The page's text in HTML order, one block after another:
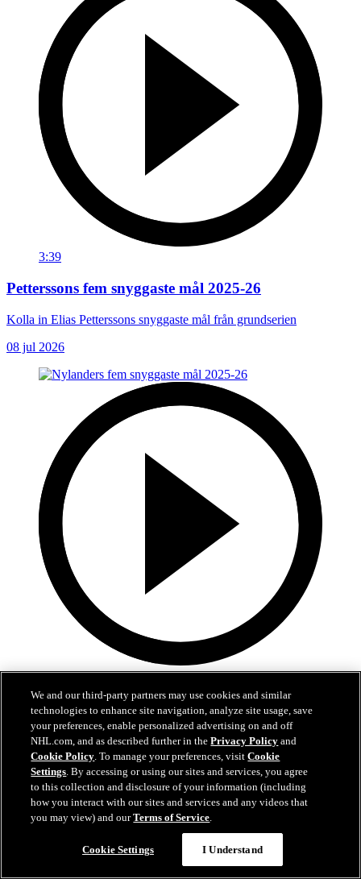
3:39
Petterssons fem snyggaste mål 2025-26
Kolla in Elias Petterssons snyggaste mål från grundserien
08 jul 2026
4:30
Nylanders fem snyggaste mål 2025-26
Kolla in William Nylanders snyggaste mål från grundserien
06 jul 2026
We and our third-party partners may use cookies and similar
technologies to enhance site navigation, analyze site usage, save
your preferences, enable personalized advertising on and off
NHL.com, and as described further in thePrivacy Policy and
Cookie Policy. To manage your preferences, visitCookie
Settings. By accessing or using our sites and services, you agree
to this collection and disclosure of your information (including
how you interact with our sites and services and any videos that
you may view) and ourTerms of Service.
Cookie Settings I Understand